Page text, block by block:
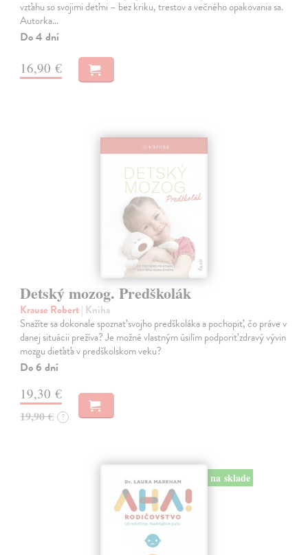
vzťahu so svojimi deťmi – bez kriku, trestov a večného opakovania sa.
Autorka…
Do 4 dní
16,90 €
Detský mozog. Predškolák
Krause Robert| Kniha
Snažíte sa dokonale spoznať svojho predškoláka a pochopiť, čo práve v
danej situácii prežíva? Je možné vlastným úsilím podporiť zdravý vývin
mozgu dieťaťa v predškolskom veku?
Do 6 dní
19,30 €
19,90 € ?
na sklade